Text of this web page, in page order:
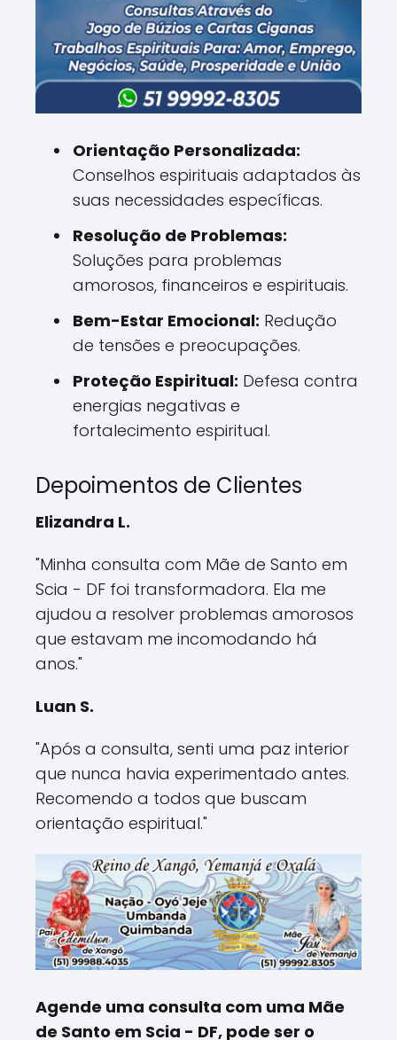
Orientação Personalizada:
Conselhos espirituais adaptados às
suas necessidades específicas.
Resolução de Problemas:
Soluções para problemas
amorosos, financeiros e espirituais.
Bem-Estar Emocional: Redução
de tensões e preocupações.
Proteção Espiritual: Defesa contra
energias negativas e
fortalecimento espiritual.
Depoimentos de Clientes
Elizandra L.
"Minha consulta com Mãe de Santo em
Scia - DF foi transformadora. Ela me
ajudou a resolver problemas amorosos
que estavam me incomodando há
anos."
Luan S.
"Após a consulta, senti uma paz interior
que nunca havia experimentado antes.
Recomendo a todos que buscam
orientação espiritual."
Agende uma consulta com uma Mãe
de Santo em Scia - DF, pode ser o